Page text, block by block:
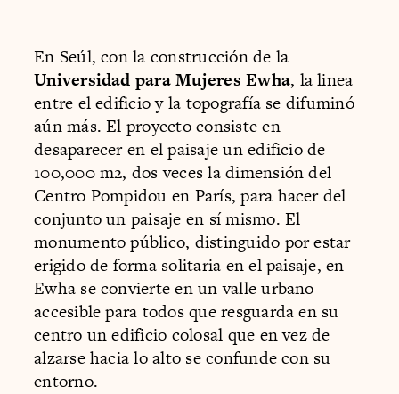
En Seúl, con la construcción de la
Universidad para Mujeres Ewha, la linea
entre el edificio y la topografía se difuminó
aún más. El proyecto consiste en
desaparecer en el paisaje un edificio de
100,000 m2, dos veces la dimensión del
Centro Pompidou en París, para hacer del
conjunto un paisaje en sí mismo. El
monumento público, distinguido por estar
erigido de forma solitaria en el paisaje, en
Ewha se convierte en un valle urbano
accesible para todos que resguarda en su
centro un edificio colosal que en vez de
alzarse hacia lo alto se confunde con su
entorno.